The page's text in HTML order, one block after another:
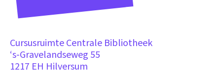
Cursusruimte Centrale Bibliotheek
‘s-Gravelandseweg 55
1217 EH Hilversum